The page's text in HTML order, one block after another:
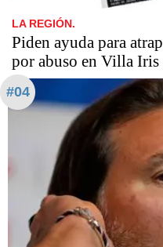
LA REGIÓN.
Piden ayuda para
por abuso en Villa Iris
#04